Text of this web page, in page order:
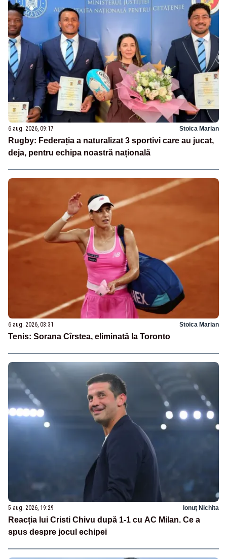
6 aug. 2026, 09:17 Stoica Marian
Rugby: Federația a naturalizat 3 sportivi care au jucat,
deja, pentru echipa noastră națională
6 aug. 2026, 08:31 Stoica Marian
Tenis: Sorana Cîrstea, eliminată la Toronto
5 aug. 2026, 19:29 Ionuț Nichita
Reacția lui Cristi Chivu după 1-1 cu AC Milan. Ce a
spus despre jocul echipei